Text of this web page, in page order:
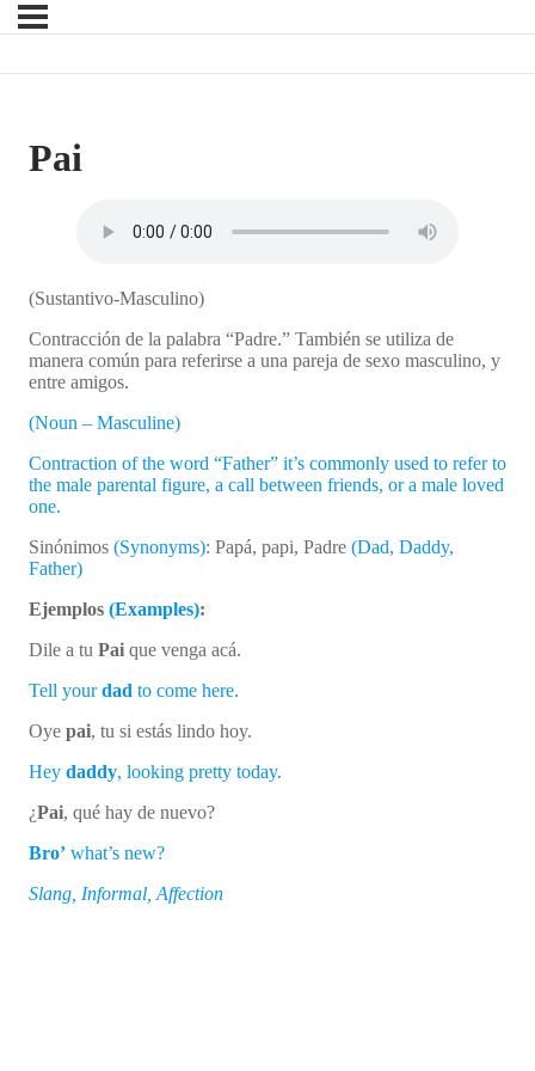
Pai
(Sustantivo-Masculino)
Contracción de la palabra “Padre.” También se utiliza de
manera común para referirse a una pareja de sexo masculino, y
entre amigos.
(Noun – Masculine)
Contraction of the word “Father” it’s commonly used to refer to
the male parental figure, a call between friends, or a male loved
one.
Sinónimos (Synonyms): Papá, papi, Padre (Dad, Daddy,
Father)
Ejemplos (Examples):
Dile a tu Pai que venga acá.
Tell yourdad to come here.
Oye pai, tu si estás lindo hoy.
Hey daddy, looking pretty today.
¿Pai, qué hay de nuevo?
Bro’ what’s new?
Slang, Informal, Affection